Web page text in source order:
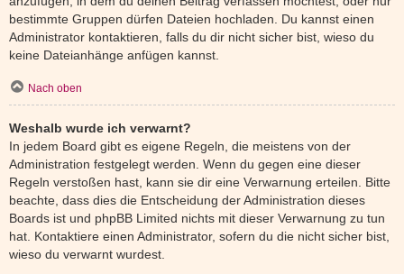
bestimmte Gruppen dürfen Dateien hochladen. Du kannst einen
Administrator kontaktieren, falls du dir nicht sicher bist, wieso du
keine Dateianhänge anfügen kannst.
Nach oben
Weshalb wurde ich verwarnt?
In jedem Board gibt es eigene Regeln, die meistens von der
Administration festgelegt werden. Wenn du gegen eine dieser
Regeln verstoßen hast, kann sie dir eine Verwarnung erteilen. Bitte
beachte, dass dies die Entscheidung der Administration dieses
Boards ist und phpBB Limited nichts mit dieser Verwarnung zu tun
hat. Kontaktiere einen Administrator, sofern du die nicht sicher bist,
wieso du verwarnt wurdest.